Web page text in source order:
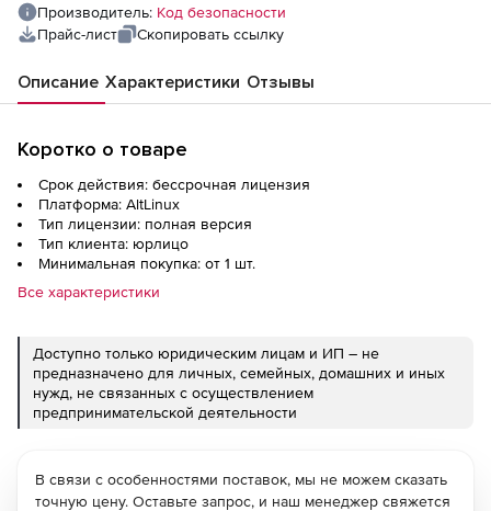
Производитель: Код безопасности
Прайс-лист
Скопировать ссылку
Описание Характеристики Отзывы
Коротко о товаре
Срок действия: бессрочная лицензия
Платформа: AltLinux
Тип лицензии: полная версия
Тип клиента: юрлицо
Минимальная покупка: от 1 шт.
Все характеристики
Доступно только юридическим лицам и ИП – не
предназначено для личных, семейных, домашних и иных
нужд, не связанных с осуществлением
предпринимательской деятельности
В связи с особенностями поставок, мы не можем сказать
точную цену. Оставьте запрос, и наш менеджер свяжется